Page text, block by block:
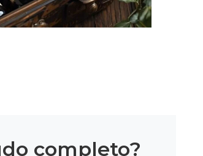
completo?